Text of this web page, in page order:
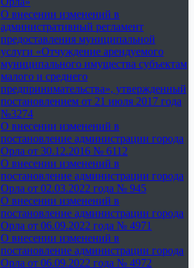
О внесении изменений в
административный регламент
предоставления муниципальной
услуги «Отчуждение арендуемого
муниципального имущества субъектам
малого и среднего
предпринимательства», утвержденный
постановлением от 21 июля 2017 года
№3274
О внесении изменений в
постановление администрации города
Орла от 30.12.2016 № 6112
О внесении изменений в
постановление администрации города
Орла от 02.03.2022 года № 945
О внесении изменений в
постановление администрации города
Орла от 06.09.2022 года № 4971
О внесении изменений в
постановление администрации города
Орла от 06.09.2022 года № 4972